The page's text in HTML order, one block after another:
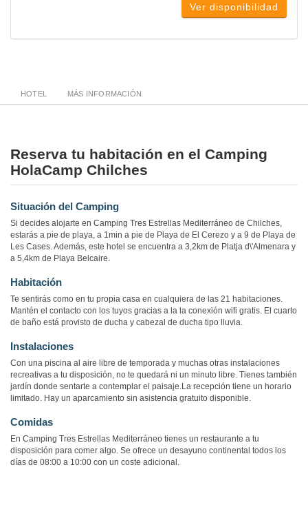
Ver disponibilidad
HOTEL MÁS INFORMACIÓN
Reserva tu habitación en el Camping
HolaCamp Chilches
Situación del Camping
Si decides alojarte en Camping Tres Estrellas Mediterráneo de Chilches,
estarás a pie de playa, a 1min a pie de Playa de El Cerezo y a 9 de Playa de
Les Cases. Además, este hotel se encuentra a 3,2km de Platja d\'Almenara y
a 5,4km de Playa Belcaire.
Habitación
Te sentirás como en tu propia casa en cualquiera de las 21 habitaciones.
Mantén el contacto con los tuyos gracias a la la conexión wifi gratis. El cuarto
de baño está provisto de ducha y cabezal de ducha tipo lluvia.
Instalaciones
Con una piscina al aire libre de temporada y muchas otras instalaciones
recreativas a tu disposición, no te quedará ni un minuto libre. Tienes también
jardín donde sentarte a contemplar el paisaje.La recepción tiene un horario
limitado. Hay un aparcamiento sin asistencia gratuito disponible.
Comidas
En Camping Tres Estrellas Mediterráneo tienes un restaurante a tu
disposición para comer algo. Se ofrece un desayuno continental todos los
días de 08:00 a 10:00 con un coste adicional.